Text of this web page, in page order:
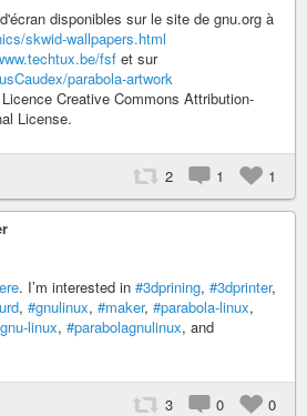
disponibles sur le site de gnu.org à
skwid-wallpapers.html
fsf et sur
parabola-artwork
Creative Commons Attribution-
License.
2 1 1
. I’m interested in #3dprining, #3dprinter,
, #gnulinux, #maker, #parabola-linux,
linux, #parabolagnulinux, and
3 0 0